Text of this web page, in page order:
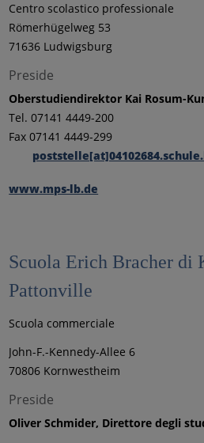
Centro scolastico professionale
Römerhügelweg 53
71636 Ludwigsburg
Preside
Oberstudiendirektor Kai Rosum-
Tel. 07141 4449-200
Fax 07141 4449-299
www.mps-lb.de
Scuola Erich Bracher di
Pattonville
Scuola commerciale
John-F.-Kennedy-Allee 6
70806 Kornwestheim
Preside
Oliver Schmider, Direttore degli